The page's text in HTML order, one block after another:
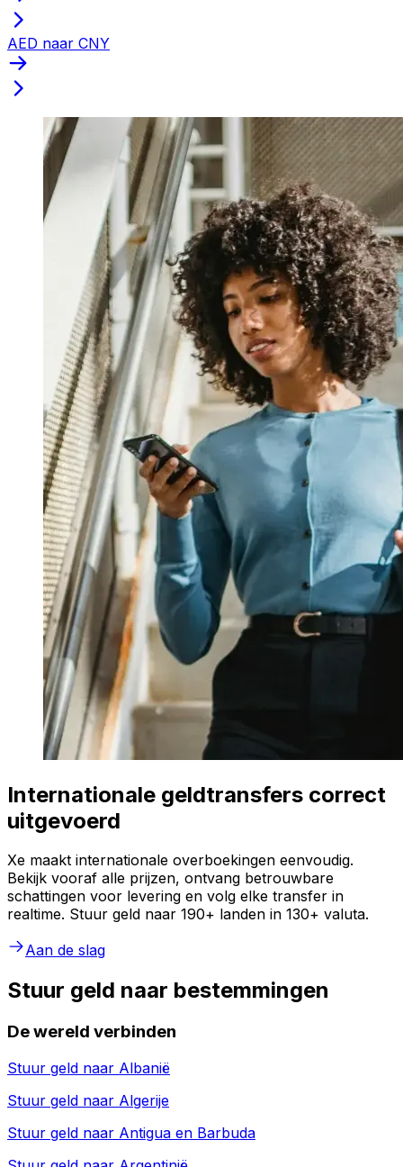
AED naar CNY
Internationale geldtransfers correct
uitgevoerd
Xe maakt internationale overboekingen eenvoudig.
Bekijk vooraf alle prijzen, ontvang betrouwbare
schattingen voor levering en volg elke transfer in
realtime. Stuur geld naar 190+ landen in 130+ valuta.
Aan de slag
Stuur geld naar bestemmingen
De wereld verbinden
Stuur geld naar Albanië
Stuur geld naar Algerije
Stuur geld naar Antigua en Barbuda